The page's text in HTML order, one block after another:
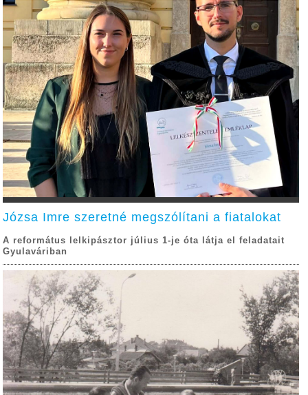
Józsa Imre szeretné megszólítani a fiatalokat
A református lelkipásztor július 1-je óta látja el feladatait
Gyulaváriban